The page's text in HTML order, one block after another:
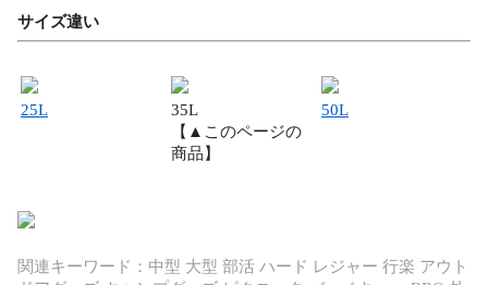
サイズ違い
25L
35L
【▲このページの
商品】
50L
関連キーワード：中型 大型 部活 ハード レジャー 行楽 アウト